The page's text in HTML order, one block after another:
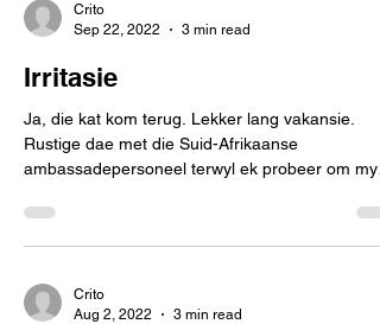
Crito
Sep 22, 2022
3 min read
Irritasie
Ja, die kat kom terug. Lekker lang vakansie.
Rustige dae met die Suid-Afrikaanse
ambassadepersoneel terwyl ek probeer om my
Crito
Aug 2, 2022
3 min read